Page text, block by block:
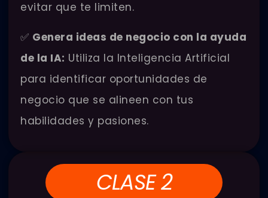
evitar que te limiten.
✅ Genera ideas de negocio con la ayuda
de la IA: Utiliza la Inteligencia Artificial
para identificar oportunidades de
negocio que se alineen con tus
habilidades y pasiones.
CLASE 2